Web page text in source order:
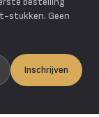
stukken. Geen
Inschrijven